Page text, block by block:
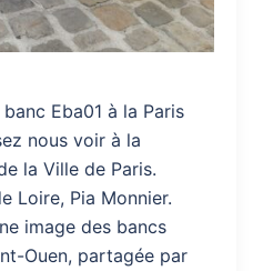
Eba01 à la Paris
nous voir à la
la Ville de Paris.
Loire, Pia Monnier.
image des bancs
Ouen, partagée par